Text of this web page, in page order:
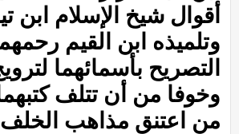
أقوال شيخ الإسلام ابن
وتلميذه ابن القيم
التصريح بأسمائهما
وخوفا من أن تتلف
من اعتنق مذاهب